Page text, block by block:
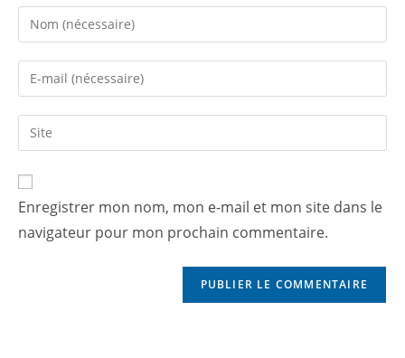
Enregistrer mon nom, mon e-mail et mon site dans le
navigateur pour mon prochain commentaire.